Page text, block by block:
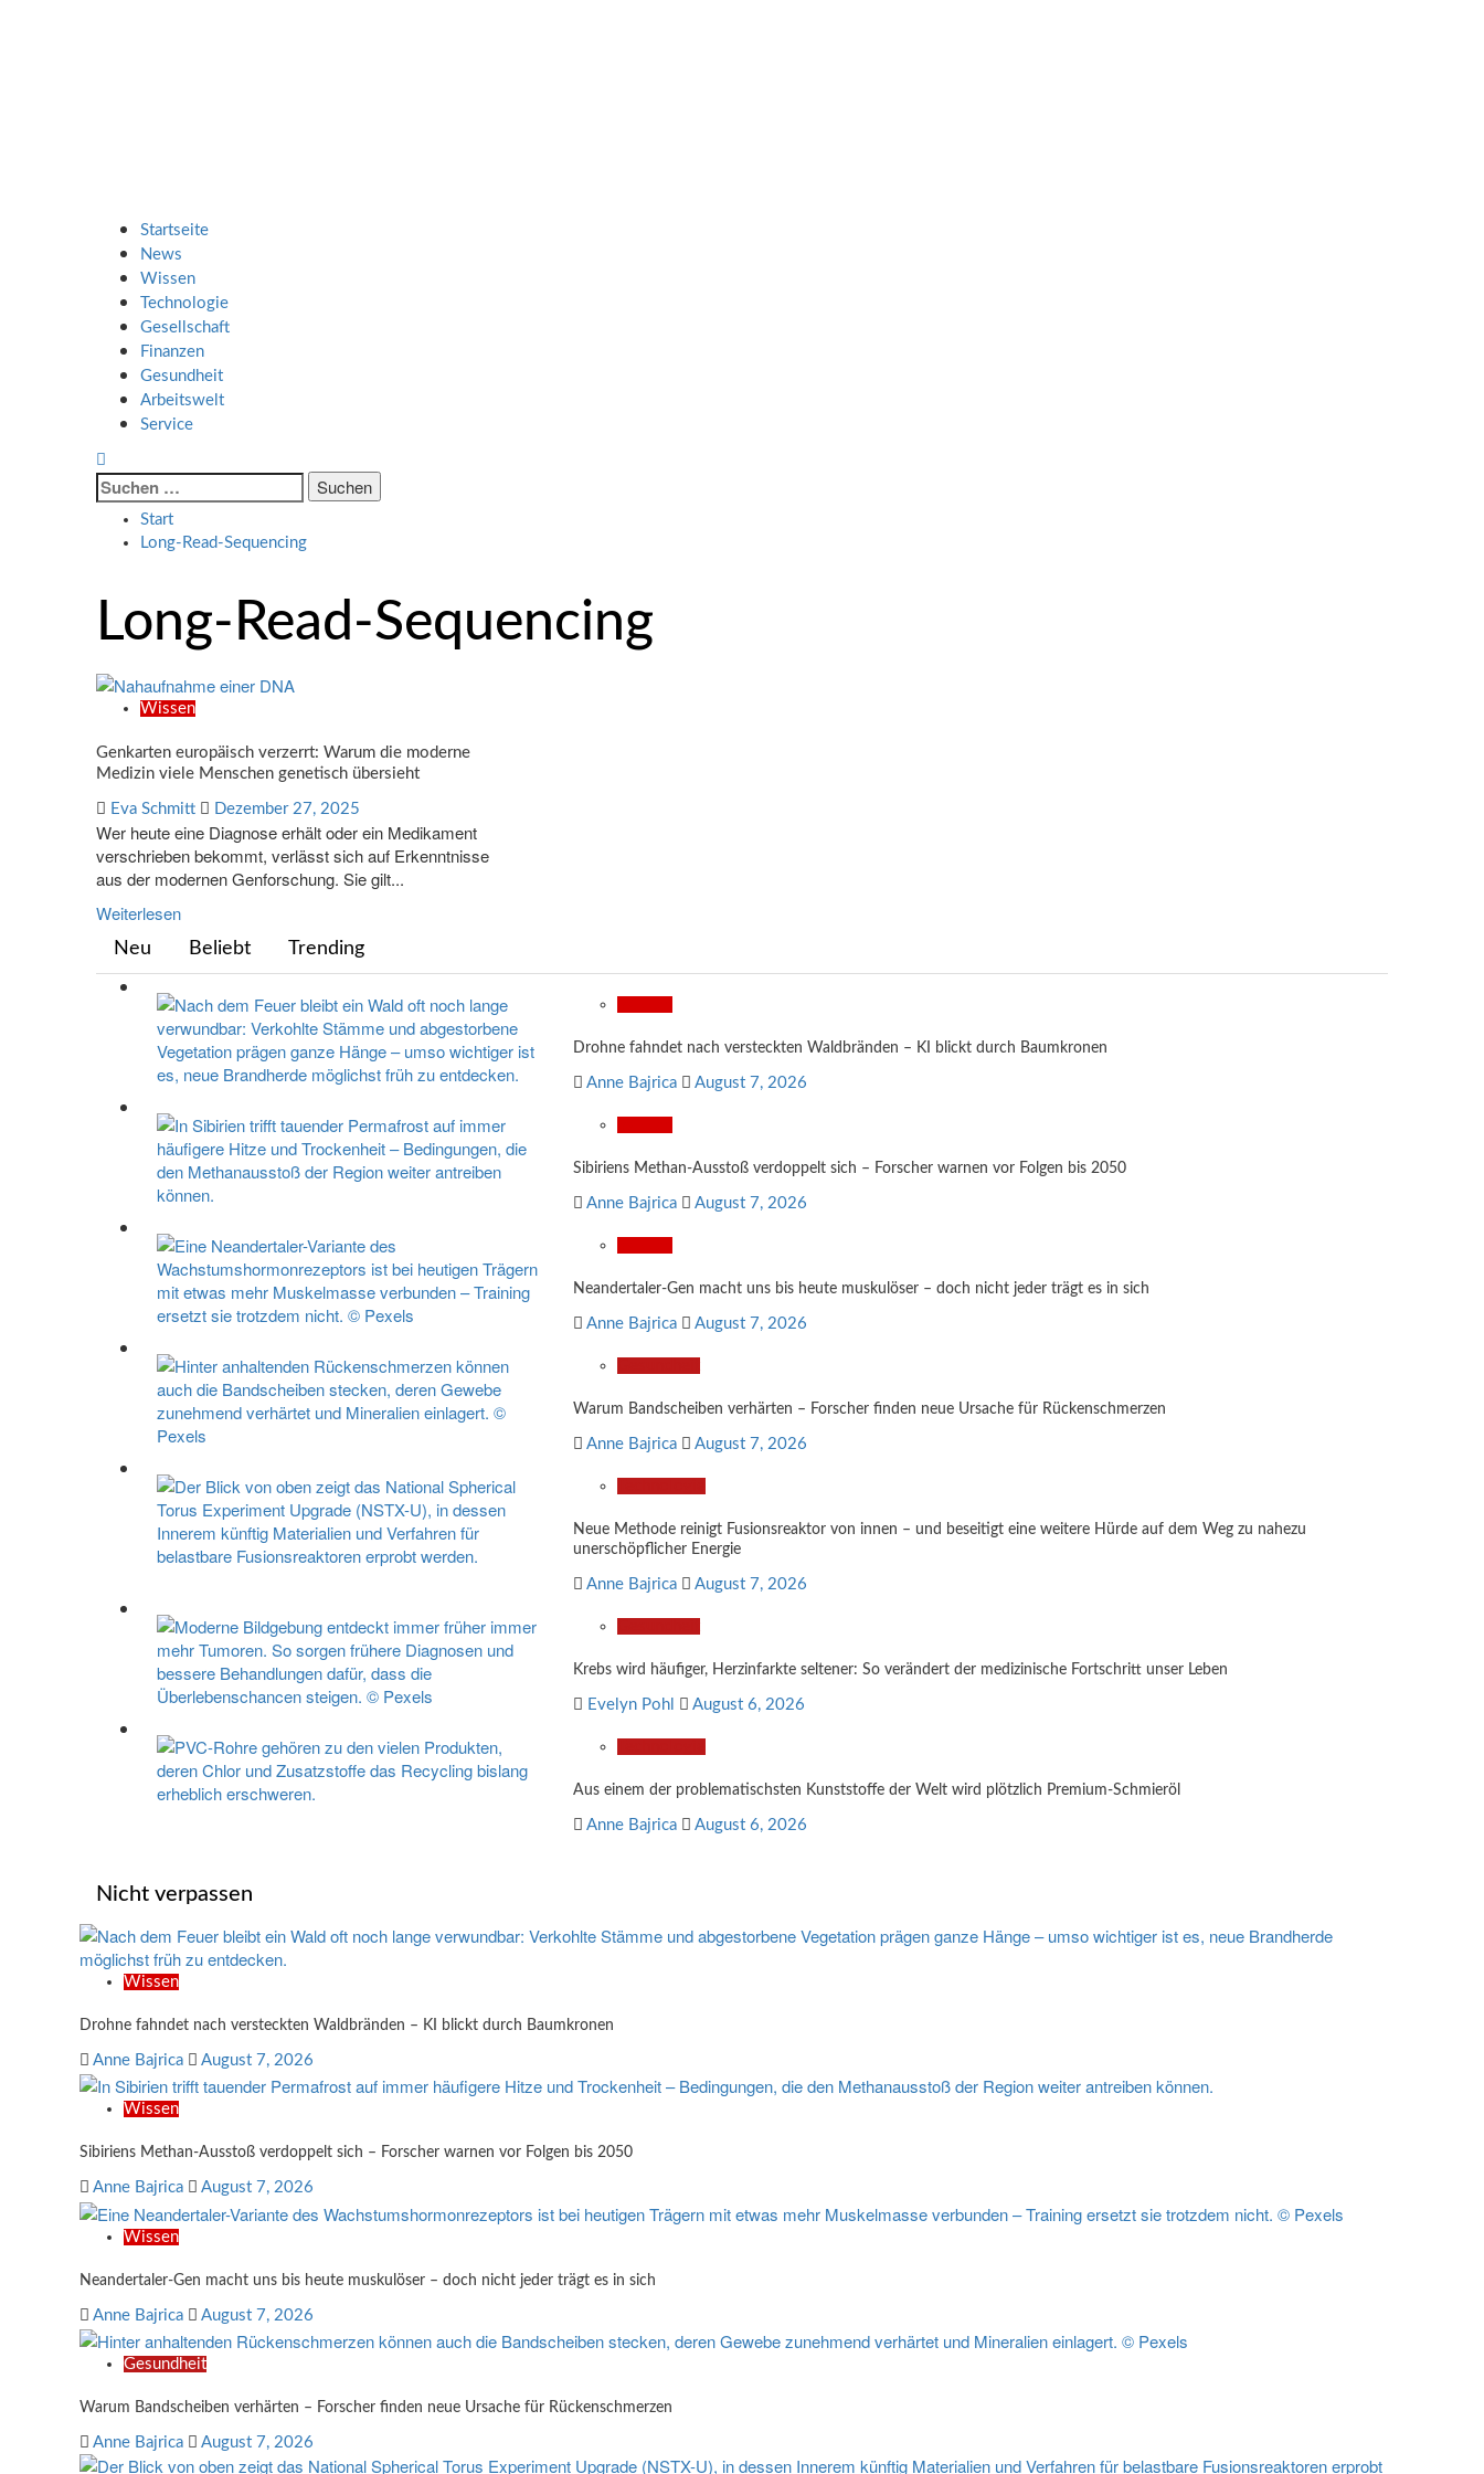
Startseite
News
Wissen
Technologie
Gesellschaft
Finanzen
Gesundheit
Arbeitswelt
Service
Suche
nach:
Start
Long-Read-Sequencing
Long-Read-Sequencing
Wissen
Genkarten europäisch verzerrt: Warum die moderne
Medizin viele Menschen genetisch übersieht
Eva Schmitt Dezember 27, 2025
Wer heute eine Diagnose erhält oder ein Medikament
verschrieben bekommt, verlässt sich auf Erkenntnisse
aus der modernen Genforschung. Sie gilt...
Weiterlesen
Neu Beliebt Trending
Drohne fahndet nach versteckten Waldbränden – KI blickt durch Baumkronen
Anne Bajrica August 7, 2026
Sibiriens Methan-Ausstoß verdoppelt sich – Forscher warnen vor Folgen bis 2050
Anne Bajrica August 7, 2026
Neandertaler-Gen macht uns bis heute muskulöser – doch nicht jeder trägt es in sich
Anne Bajrica August 7, 2026
Warum Bandscheiben verhärten – Forscher finden neue Ursache für Rückenschmerzen
Anne Bajrica August 7, 2026
Neue Methode reinigt Fusionsreaktor von innen – und beseitigt eine weitere Hürde auf dem Weg zu nahezu
unerschöpflicher Energie
Anne Bajrica August 7, 2026
Krebs wird häufiger, Herzinfarkte seltener: So verändert der medizinische Fortschritt unser Leben
Evelyn Pohl August 6, 2026
Aus einem der problematischsten Kunststoffe der Welt wird plötzlich Premium-Schmieröl
Anne Bajrica August 6, 2026
Nicht verpassen
Wissen
Drohne fahndet nach versteckten Waldbränden – KI blickt durch Baumkronen
Anne Bajrica August 7, 2026
Wissen
Sibiriens Methan-Ausstoß verdoppelt sich – Forscher warnen vor Folgen bis 2050
Anne Bajrica August 7, 2026
Wissen
Neandertaler-Gen macht uns bis heute muskulöser – doch nicht jeder trägt es in sich
Anne Bajrica August 7, 2026
Gesundheit
Warum Bandscheiben verhärten – Forscher finden neue Ursache für Rückenschmerzen
Anne Bajrica August 7, 2026